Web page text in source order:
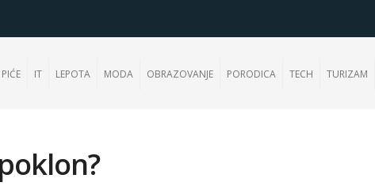
IT LEPOTA MODA OBRAZOVANJE PORODICA TECH TURIZAM